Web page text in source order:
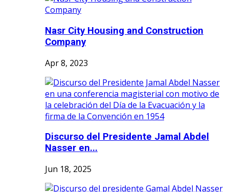
Nasr City Housing and Construction
Company
Apr 8, 2023
Discurso del Presidente Jamal Abdel
Nasser en...
Jun 18, 2025